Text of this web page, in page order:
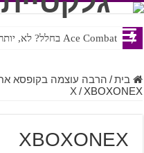
Ace Combat בחלל? לא, יותר מזה. ביקורת המשחק Chorus
Steven Universe והשירים שתורגמו בצורה נוראית לעברית
בית /
X / XBOXONEX
XBOXONEX